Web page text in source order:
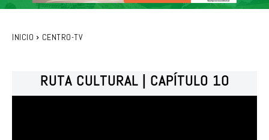
INICIO CENTRO-TV
RUTA CULTURAL | CAPÍTULO 10